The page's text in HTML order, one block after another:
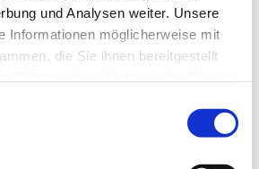
und Analysen weiter. Unsere
Informationen möglicherweise mit
die Sie ihnen bereitgestellt